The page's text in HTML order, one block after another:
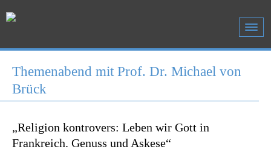
Themenabend mit Prof. Dr. Michael von
Brück
„Religion kontrovers: Leben wir Gott in
Frankreich. Genuss und Askese“